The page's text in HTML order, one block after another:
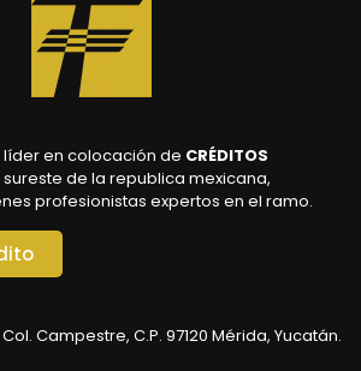
en colocación de CRÉDITOS
sureste de la republica mexicana,
profesionistas expertos en el ramo.
Campestre, C.P. 97120 Mérida, Yucatán.